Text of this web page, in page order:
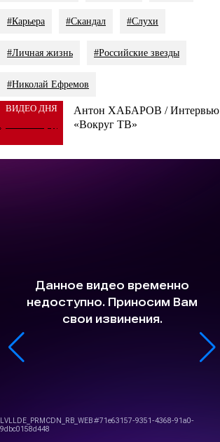
#Карьера #Скандал #Слухи
#Личная жизнь #Российские звезды
#Николай Ефремов
ВИДЕО ДНЯ
Антон ХАБАРОВ / Интервью
«Вокруг ТВ»